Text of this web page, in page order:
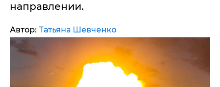
направлении.
Автор: Татьяна Шевченко